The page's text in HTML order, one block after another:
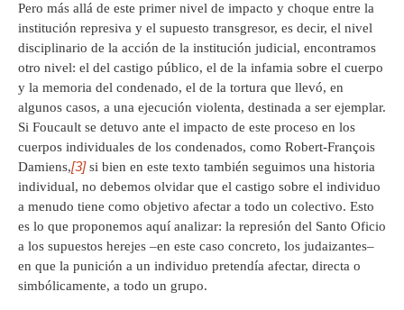
Pero más allá de este primer nivel de impacto y choque entre la
institución represiva y el supuesto transgresor, es decir, el nivel
disciplinario de la acción de la institución judicial, encontramos
otro nivel: el del castigo público, el de la infamia sobre el cuerpo
y la memoria del condenado, el de la tortura que llevó, en
algunos casos, a una ejecución violenta, destinada a ser ejemplar.
Si Foucault se detuvo ante el impacto de este proceso en los
cuerpos individuales de los condenados, como Robert-François
Damiens,[3]si bien en este texto también seguimos una historia
individual, no debemos olvidar que el castigo sobre el individuo
a menudo tiene como objetivo afectar a todo un colectivo. Esto
es lo que proponemos aquí analizar: la represión del Santo Oficio
a los supuestos herejes –en este caso concreto, los judaizantes–
en que la punición a un individuo pretendía afectar, directa o
simbólicamente, a todo un grupo.